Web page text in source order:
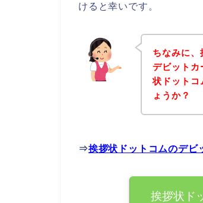
けると幸いです。
ちなみに、
デビットカ
状ドットコ
ょうか？
⇒挨拶状ドットコムのデビ
挨拶状ド